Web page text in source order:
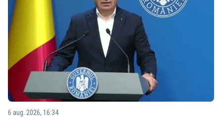
6 aug. 2026, 16:34